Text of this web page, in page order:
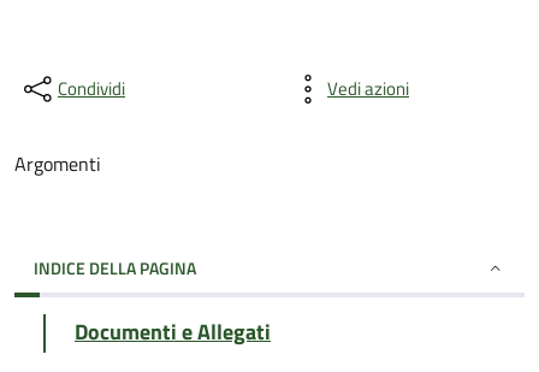
Condividi Vedi azioni
Argomenti
INDICE DELLA PAGINA
Documenti e Allegati